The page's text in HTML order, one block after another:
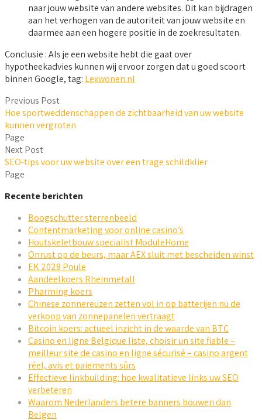
naar jouw website van andere websites. Dit kan bijdragen
aan het verhogen van de autoriteit van jouw website en
daarmee aan een hogere positie in de zoekresultaten.
Conclusie : Als je een website hebt die gaat over
hypotheekadvies kunnen wij ervoor zorgen dat u goed scoort
binnen Google, tag: Lexwonen.nl
Previous Post
Hoe sportweddenschappen de zichtbaarheid van uw website
kunnen vergroten
Page
Next Post
SEO-tips voor uw website over een trage schildklier
Page
Recente berichten
Boogschutter sterrenbeeld
Contentmarketing voor online casino’s
Houtskeletbouw specialist ModuleHome
Onrust op de beurs, maar AEX sluit met bescheiden winst
EK 2028 Poule
Aandeelkoers Rheinmetall
Pharming koers
Chinese zonnereuzen zetten vol in op batterijen nu de
verkoop van zonnepanelen vertraagt
Bitcoin koers: actueel inzicht in de waarde van BTC
Casino en ligne Belgique liste, choisir un site fiable –
meilleur site de casino en ligne sécurisé – casino argent
réel, avis et paiements sûrs
Effectieve linkbuilding: hoe kwalitatieve links uw SEO
verbeteren
Waarom Nederlanders betere banners bouwen dan
Belgen